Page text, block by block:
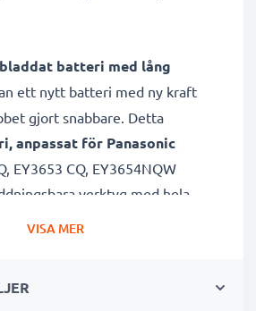
batteri med lång
ett nytt batteri med ny kraft
gjort snabbare. Detta
anpassat för Panasonic
EY3653 CQ, EY3654NQW
verktyg med hela
dina elredskap från Panasonic.
VISA MER